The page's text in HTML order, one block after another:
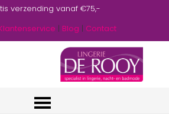
verzending vanaf €75,-
| Blog | Contact